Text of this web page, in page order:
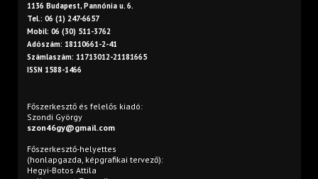
1136 Budapest, Pannónia u. 6.
Tel.: 06 (1) 247-6657
Mobil: 06 (30) 511-3762
Adószám: 18110661-2-41
Számlaszám: 11713012-21181665
ISSN 1588-1466
Főszerkesztő és felelős kiadó:
Szondi György
szon46gy@gmail.com
Főszerkesztő-helyettes
(honlapgazda, képgrafikai tervező):
Hegyi-Botos Attila